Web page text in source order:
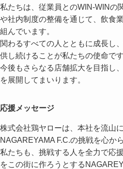
私たちは、従業員とのWIN-WINの
や社内制度の整備を通じて、飲食
組んでいます。
関わるすべての人とともに成長し
供し続けることが私たちの使命です
今後もさらなる店舗拡大を目指し
を展開してまいります。
応援メッセージ
株式会社鶏ヤローは、本社を流山
NAGAREYAMA F.C.の挑戦を心か
私たちも、挑戦する人を全力で応
をこの街に作ろうとする